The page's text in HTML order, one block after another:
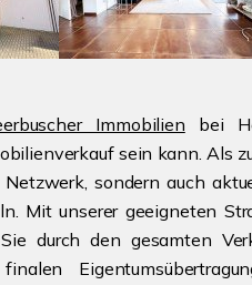
Immobilien bei
sein kann. Als
sondern auch
Mit unserer geeigneten
durch den gesamten